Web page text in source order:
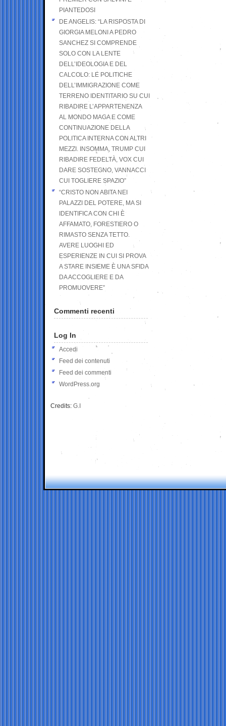
PIANTEDOSI
DE ANGELIS: “LA RISPOSTA DI
GIORGIA MELONI A PEDRO
SANCHEZ SI COMPRENDE
SOLO CON LA LENTE
DELL’IDEOLOGIA E DEL
CALCOLO: LE POLITICHE
DELL’IMMIGRAZIONE COME
TERRENO IDENTITARIO SU CUI
RIBADIRE L’APPARTENENZA
AL MONDO MAGA E COME
CONTINUAZIONE DELLA
POLITICA INTERNA CON ALTRI
MEZZI. INSOMMA, TRUMP CUI
RIBADIRE FEDELTÀ, VOX CUI
DARE SOSTEGNO, VANNACCI
CUI TOGLIERE SPAZIO”
“CRISTO NON ABITA NEI
PALAZZI DEL POTERE, MA SI
IDENTIFICA CON CHI È
AFFAMATO, FORESTIERO O
RIMASTO SENZA TETTO.
AVERE LUOGHI ED
ESPERIENZE IN CUI SI PROVA
A STARE INSIEME È UNA SFIDA
DA ACCOGLIERE E DA
PROMUOVERE”
Commenti recenti
Log In
Accedi
Feed dei contenuti
Feed dei commenti
WordPress.org
Credits: G.I